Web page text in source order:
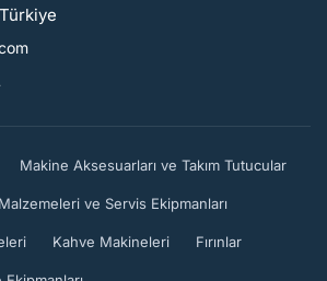
Makine Aksesuarları ve Takım Tutucular
ve Servis Ekipmanları
Kahve Makineleri Fırınlar